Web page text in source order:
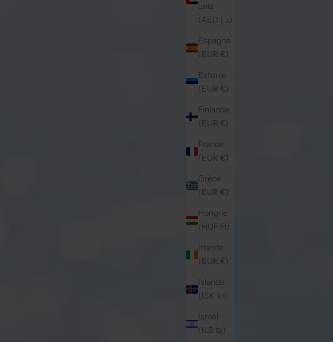
unis
(AED د.إ)
Espagne
(EUR €)
Estonie
(EUR €)
Finlande
(EUR €)
France
(EUR €)
Grèce
(EUR €)
Hongrie
(HUF Ft)
Irlande
(EUR €)
Islande
(ISK kr)
Israël
(ILS ₪)